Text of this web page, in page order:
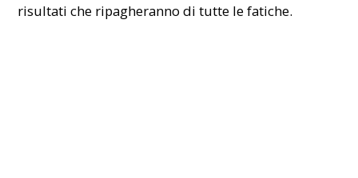
risultati che ripagheranno di tutte le fatiche.